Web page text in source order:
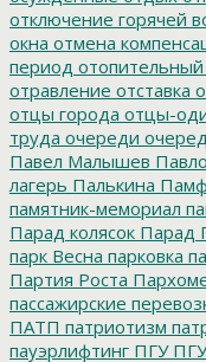
отключение горячей
окна отмена
период отопительный
отравление отставка
отцы города отцы-
труда очереди
Павел Малышев
лагерь Палькина
памятник-мемориал
Парад колясок Парад
парк Весна парковка
Партия Роста
пассажирские
ПАТП патриотизм
пауэрлифтинг ПГУ